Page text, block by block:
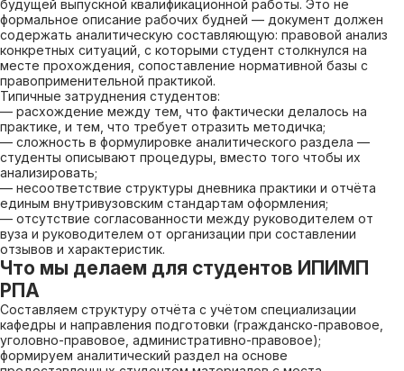
будущей выпускной квалификационной работы. Это не
формальное описание рабочих будней — документ должен
содержать аналитическую составляющую: правовой анализ
конкретных ситуаций, с которыми студент столкнулся на
месте прохождения, сопоставление нормативной базы с
правоприменительной практикой.
Типичные затруднения студентов:
— расхождение между тем, что фактически делалось на
практике, и тем, что требует отразить методичка;
— сложность в формулировке аналитического раздела —
студенты описывают процедуры, вместо того чтобы их
анализировать;
— несоответствие структуры дневника практики и отчёта
единым внутривузовским стандартам оформления;
— отсутствие согласованности между руководителем от
вуза и руководителем от организации при составлении
отзывов и характеристик.
Что мы делаем для студентов ИПИМП
РПА
Составляем структуру отчёта с учётом специализации
кафедры и направления подготовки (гражданско-правовое,
уголовно-правовое, административно-правовое);
формируем аналитический раздел на основе